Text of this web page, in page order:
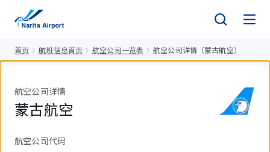
首页 航班信息首页 航空公司一览表 航空公司详情（蒙古航空）
航空公司详情
蒙古航空
航空公司代码